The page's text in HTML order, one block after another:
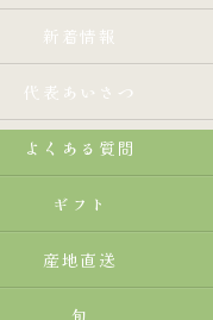
新着情報
代表あいさつ
よくある質問
ギフト
産地直送
旬